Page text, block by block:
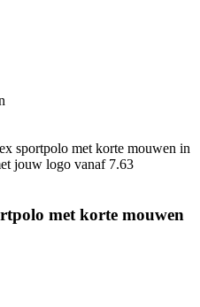
met korte mouwen